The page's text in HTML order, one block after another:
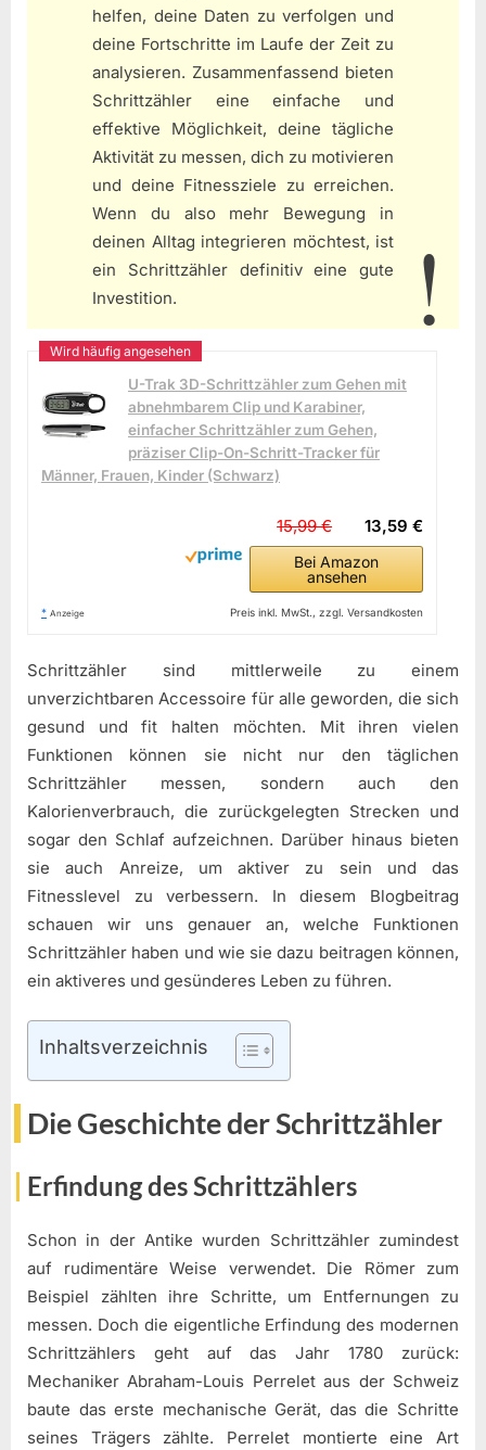
helfen, deine Daten zu verfolgen und
deine Fortschritte im Laufe der Zeit zu
analysieren. Zusammenfassend bieten
Schrittzähler eine einfache und
effektive Möglichkeit, deine tägliche
Aktivität zu messen, dich zu motivieren
und deine Fitnessziele zu erreichen.
Wenn du also mehr Bewegung in
deinen Alltag integrieren möchtest, ist
ein Schrittzähler definitiv eine gute
Investition.
U-Trak 3D-Schrittzähler zum Gehen mit
abnehmbarem Clip und Karabiner,
einfacher Schrittzähler zum Gehen,
präziser Clip-On-Schritt-Tracker für
Männer, Frauen, Kinder (Schwarz)
13,59 €
15,99 €
Bei Amazon
ansehen
* Anzeige Preis inkl. MwSt., zzgl. Versandkosten
Schrittzähler sind mittlerweile zu einem
unverzichtbaren Accessoire für alle geworden, die sich
gesund und fit halten möchten. Mit ihren vielen
Funktionen können sie nicht nur den täglichen
Schrittzähler messen, sondern auch den
Kalorienverbrauch, die zurückgelegten Strecken und
sogar den Schlaf aufzeichnen. Darüber hinaus bieten
sie auch Anreize, um aktiver zu sein und das
Fitnesslevel zu verbessern. In diesem Blogbeitrag
schauen wir uns genauer an, welche Funktionen
Schrittzähler haben und wie sie dazu beitragen können,
ein aktiveres und gesünderes Leben zu führen.
Inhaltsverzeichnis
Die Geschichte der Schrittzähler
Erfindung des Schrittzählers
Schon in der Antike wurden Schrittzähler zumindest
auf rudimentäre Weise verwendet. Die Römer zum
Beispiel zählten ihre Schritte, um Entfernungen zu
messen. Doch die eigentliche Erfindung des modernen
Schrittzählers geht auf das Jahr 1780 zurück:
Mechaniker Abraham-Louis Perrelet aus der Schweiz
baute das erste mechanische Gerät, das die Schritte
seines Trägers zählte. Perrelet montierte eine Art